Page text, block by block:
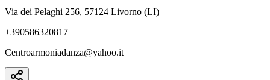
Via dei Pelaghi 256, 57124 Livorno (LI)
+390586320817
Centroarmoniadanza@yahoo.it